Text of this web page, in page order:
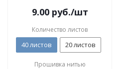
9.00руб./шт
Количество листов
40 листов 20 листов
Прошивка нитью